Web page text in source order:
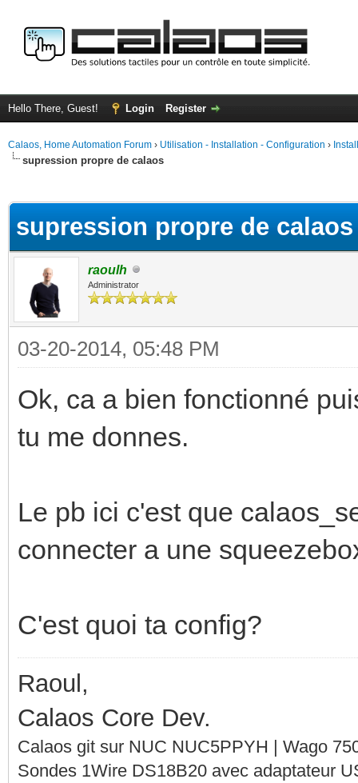
Hello There, Guest! Login Register
Calaos, Home Automation Forum › Utilisation - Installation - Configuration ›
supression propre de calaos
supression propre de calaos
raoulh
Administrator
03-20-2014, 05:48 PM
Ok, ca a bien fonctionné
tu me donnes.
Le pb ici c'est que
connecter a une
C'est quoi ta config?
Raoul,
Calaos Core Dev.
Calaos git sur NUC NUC5PPYH | Wago
Sondes 1Wire DS18B20 avec adaptateur